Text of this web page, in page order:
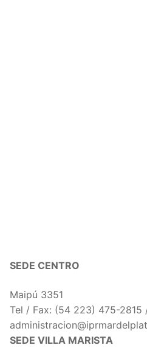
SEDE CENTRO
Maipú 3351
Tel / Fax: (54 223) 475-
SEDE VILLA MARISTA